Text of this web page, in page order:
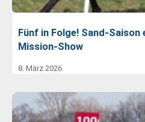
Fünf in Folge! Sand-
Mission-Show
8. März 2026